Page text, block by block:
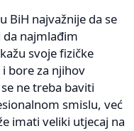
BiH najvažnije da se
najmlađim
svoje fizičke
bore za njihov
ne treba baviti
smislu, već
imati veliki utjecaj na